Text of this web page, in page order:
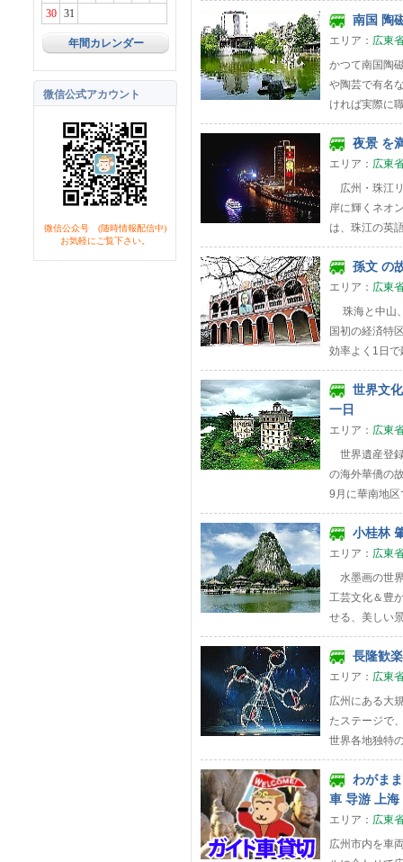
30
31
年間カレンダー
微信公式アカウント
微信公众号 (随時情報配信中)
お気軽にご覧下さい。
南国 陶
エリア： 広東
かつて南国陶
や陶芸で有名
ければ実際に
夜景 を
エリア： 広東
広州・珠江
岸に輝くネオ
は、珠江の英
孫文 の
エリア： 広東
珠海と中山
国初の経済特
効率よく1日
世界文
一日
エリア： 広東
世界遺産登
の海外華僑の
9月に華南地
小桂林
エリア： 広東
水墨画の世
工芸文化＆豊
せる、美しい
長隆歓
エリア： 広東
広州にある大
たステージで
世界各地独特
わがま
車 导游 上海
エリア： 広東
広州市内を車